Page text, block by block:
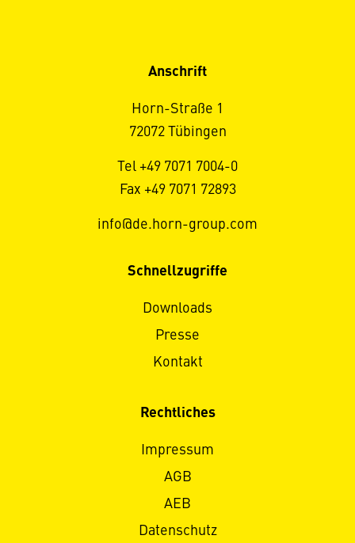
Anschrift
Horn-Straße 1
72072 Tübingen
Tel +49 7071 7004-0
Fax +49 7071 72893
info@de.horn-group.com
Schnellzugriffe
Downloads
Presse
Kontakt
Rechtliches
Impressum
AGB
AEB
Datenschutz